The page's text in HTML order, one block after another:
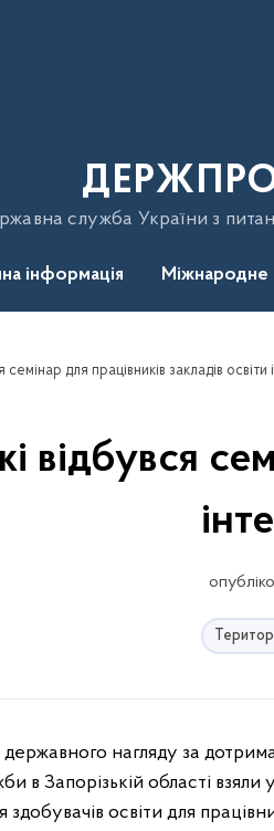
служба України з
інформація Міжнародне
для працівників закладів
відбувся
державного нагляду за
Запорізькій області взяли
освіти для